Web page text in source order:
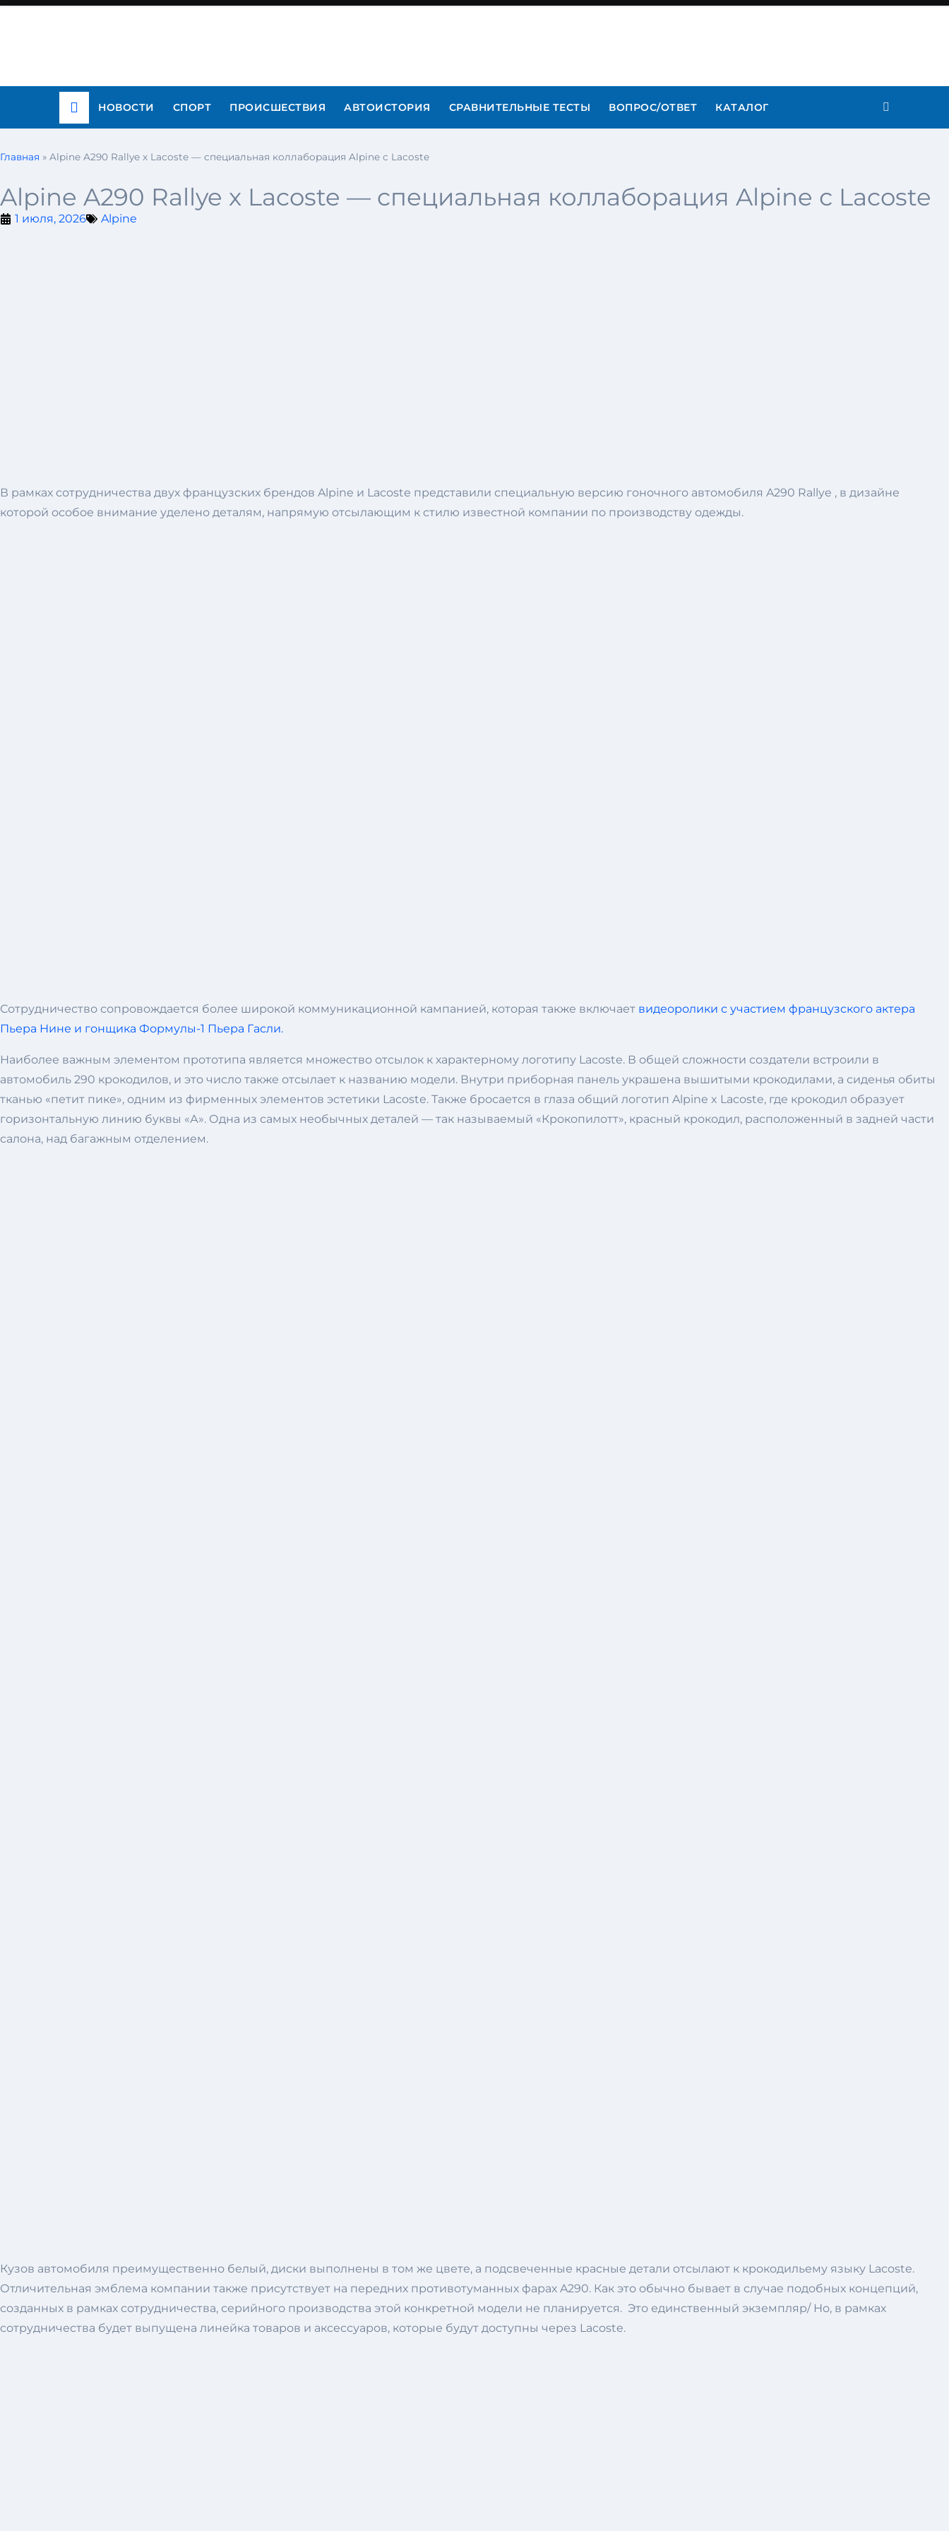
НОВОСТИ СПОРТ ПРОИСШЕСТВИЯ АВТОИСТОРИЯ СРАВНИТЕЛЬНЫЕ ТЕСТЫ ВОПРОС/ОТВЕТ КАТАЛОГ
Главная » Alpine A290 Rallye x Lacoste — cпециальная коллаборация Alpine с Lacoste
Alpine A290 Rallye x Lacoste — cпециальная коллаборация Alpine с Lacoste
1 июля, 2026 Alpine
В рамках сотрудничества двух французских брендов Alpine и Lacoste представили специальную версию гоночного автомобиля A290 Rallye , в дизайне
которой особое внимание уделено деталям, напрямую отсылающим к стилю известной компании по производству одежды.
Сотрудничество сопровождается более широкой коммуникационной кампанией, которая также включает видеоролики с участием французского актера
Пьера Нине и гонщика Формулы-1 Пьера Гасли.
Наиболее важным элементом прототипа является множество отсылок к характерному логотипу Lacoste. В общей сложности создатели встроили в
автомобиль 290 крокодилов, и это число также отсылает к названию модели. Внутри приборная панель украшена вышитыми крокодилами, а сиденья обиты
тканью «петит пике», одним из фирменных элементов эстетики Lacoste. Также бросается в глаза общий логотип Alpine x Lacoste, где крокодил образует
горизонтальную линию буквы «А». Одна из самых необычных деталей — так называемый «Крокопилотт», красный крокодил, расположенный в задней части
салона, над багажным отделением.
Кузов автомобиля преимущественно белый, диски выполнены в том же цвете, а подсвеченные красные детали отсылают к крокодильему языку Lacoste.
Отличительная эмблема компании также присутствует на передних противотуманных фарах A290. Как это обычно бывает в случае подобных концепций,
созданных в рамках сотрудничества, серийного производства этой конкретной модели не планируется. Это единственный экземпляр/ Но, в рамках
сотрудничества будет выпущена линейка товаров и аксессуаров, которые будут доступны через Lacoste.